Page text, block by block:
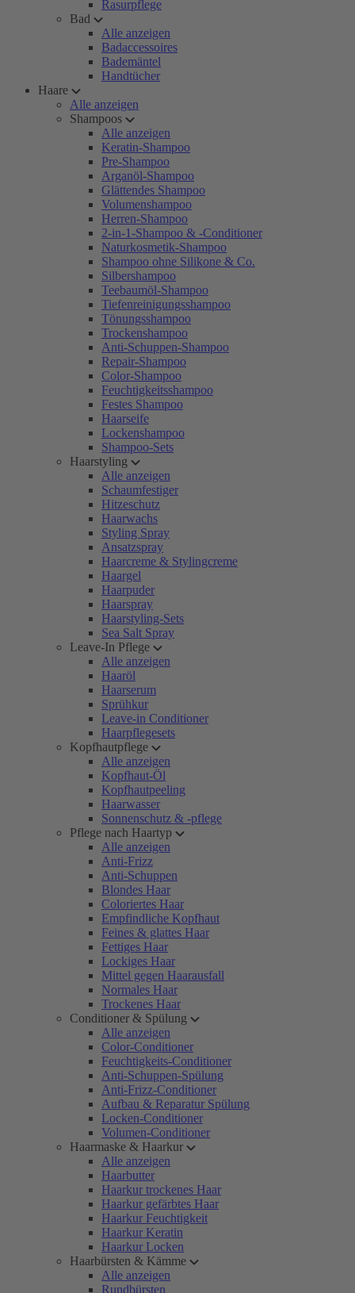
Rasurpflege
Bad
Alle anzeigen
Badaccessoires
Bademäntel
Handtücher
Haare
Alle anzeigen
Shampoos
Alle anzeigen
Keratin-Shampoo
Pre-Shampoo
Arganöl-Shampoo
Glättendes Shampoo
Volumenshampoo
Herren-Shampoo
2-in-1-Shampoo & -Conditioner
Naturkosmetik-Shampoo
Shampoo ohne Silikone & Co.
Silbershampoo
Teebaumöl-Shampoo
Tiefenreinigungsshampoo
Tönungsshampoo
Trockenshampoo
Anti-Schuppen-Shampoo
Repair-Shampoo
Color-Shampoo
Feuchtigkeitsshampoo
Festes Shampoo
Haarseife
Lockenshampoo
Shampoo-Sets
Haarstyling
Alle anzeigen
Schaumfestiger
Hitzeschutz
Haarwachs
Styling Spray
Ansatzspray
Haarcreme & Stylingcreme
Haargel
Haarpuder
Haarspray
Haarstyling-Sets
Sea Salt Spray
Leave-In Pflege
Alle anzeigen
Haaröl
Haarserum
Sprühkur
Leave-in Conditioner
Haarpflegesets
Kopfhautpflege
Alle anzeigen
Kopfhaut-Öl
Kopfhautpeeling
Haarwasser
Sonnenschutz & -pflege
Pflege nach Haartyp
Alle anzeigen
Anti-Frizz
Anti-Schuppen
Blondes Haar
Coloriertes Haar
Empfindliche Kopfhaut
Feines & glattes Haar
Fettiges Haar
Lockiges Haar
Mittel gegen Haarausfall
Normales Haar
Trockenes Haar
Conditioner & Spülung
Alle anzeigen
Color-Conditioner
Feuchtigkeits-Conditioner
Anti-Schuppen-Spülung
Anti-Frizz-Conditioner
Aufbau & Reparatur Spülung
Locken-Conditioner
Volumen-Conditioner
Haarmaske & Haarkur
Alle anzeigen
Haarbutter
Haarkur trockenes Haar
Haarkur gefärbtes Haar
Haarkur Feuchtigkeit
Haarkur Keratin
Haarkur Locken
Haarbürsten & Kämme
Alle anzeigen
Rundbürsten